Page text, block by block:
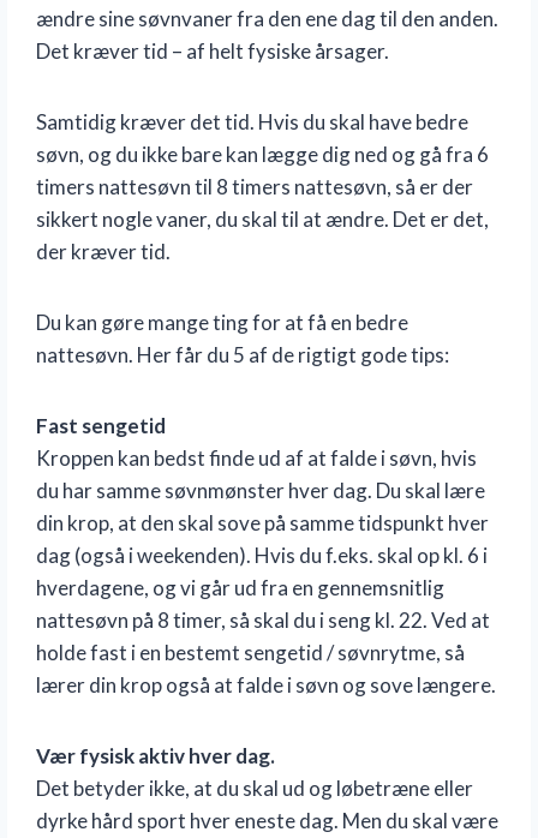
ændre sine søvnvaner fra den ene dag til den anden.
Det kræver tid – af helt fysiske årsager.
Samtidig kræver det tid. Hvis du skal have bedre
søvn, og du ikke bare kan lægge dig ned og gå fra 6
timers nattesøvn til 8 timers nattesøvn, så er der
sikkert nogle vaner, du skal til at ændre. Det er det,
der kræver tid.
Du kan gøre mange ting for at få en bedre
nattesøvn. Her får du 5 af de rigtigt gode tips:
Fast sengetid
Kroppen kan bedst finde ud af at falde i søvn, hvis
du har samme søvnmønster hver dag. Du skal lære
din krop, at den skal sove på samme tidspunkt hver
dag (også i weekenden). Hvis du f.eks. skal op kl. 6 i
hverdagene, og vi går ud fra en gennemsnitlig
nattesøvn på 8 timer, så skal du i seng kl. 22. Ved at
holde fast i en bestemt sengetid / søvnrytme, så
lærer din krop også at falde i søvn og sove længere.
Vær fysisk aktiv hver dag.
Det betyder ikke, at du skal ud og løbetræne eller
dyrke hård sport hver eneste dag. Men du skal være